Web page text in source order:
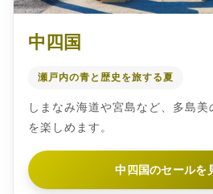
中四国
瀬戸内の青と歴史を旅する夏
しまなみ海道や宮島など、多島美
を楽しめます。
中四国のセールを